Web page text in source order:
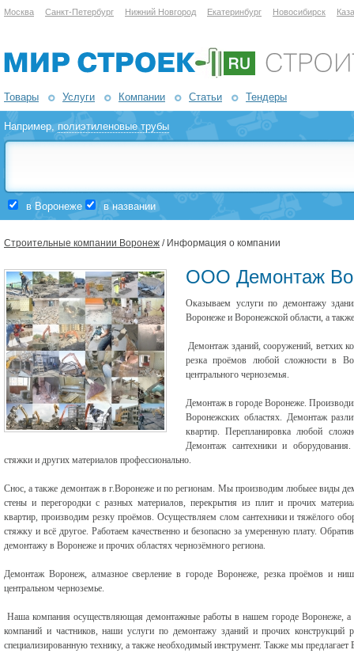
Москва Санкт-Петербург Нижний Новгород Екатеринбург Новосибирск
Товары Услуги Компании Статьи Тендеры
Например,полиэтиленовые трубы
в Воронеже в названии
Строительные компании Воронеж / Информация о компании
ООО Демонтаж
Оказываем услуги по демонтажу
Воронеже и Воронежской области, а
Демонтаж зданий, сооружений, ветхих
резка проёмов любой сложности в
центрального черноземья.
Демонтаж в городе Воронеже.
Воронежских областях. Демонтаж
квартир. Перепланировка любой
Демонтаж сантехники и
стяжки и других материалов профессионально.
Снос, а также демонтаж в г.Воронеже и по регионам. Мы производим любыее виды
стены и перегородки с разных материалов, перекрытия из плит и прочих
квартир, производим резку проёмов. Осуществляем слом сантехники и тяжёлого
стяжку и всё другое. Работаем качественно и безопасно за умеренную плату.
демонтажу в Воронеже и прочих областях чернозёмного региона.
Демонтаж Воронеж, алмазное сверление в городе Воронеже, резка проёмов и
центральном черноземье.
Наша компания осуществляющая демонтажные работы в нашем городе Воронеже, а
компаний и частников, наши услуги по демонтажу зданий и прочих
специализированную технику, а также необходимый инструмент. Также мы